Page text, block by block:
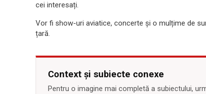
cei interesați.
Vor fi show-uri aviatice, concerte și o mulțime de
țară.
Context și subiecte conexe
Pentru o imagine mai completă a subiectului,